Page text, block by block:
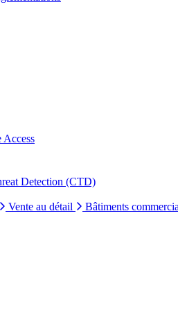
Access
Detection (CTD)
Vente au détail Bâtiments